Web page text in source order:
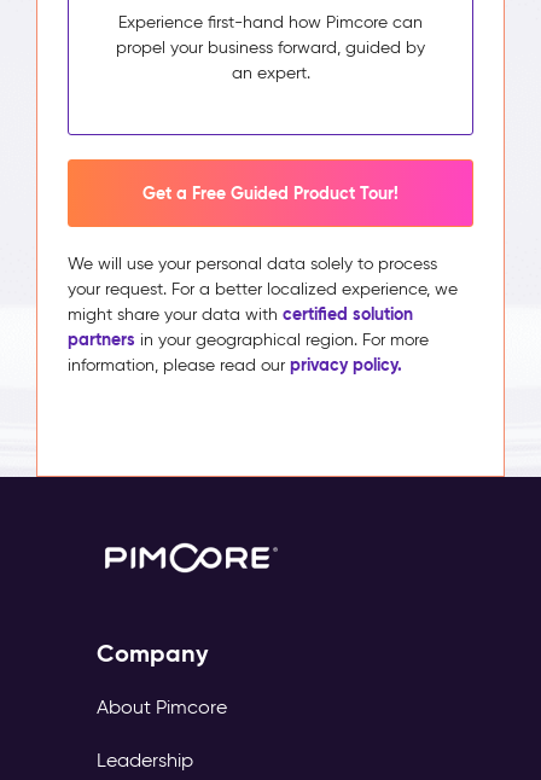
Experience first-hand how Pimcore can
propel your business forward, guided by
an expert.
Get a Free Guided Product Tour!
We will use your personal data solely to process
your request. For a better localized experience, we
might share your data with certified solution
partners in your geographical region. For more
information, please read our privacy policy.
Company
About Pimcore
Leadership